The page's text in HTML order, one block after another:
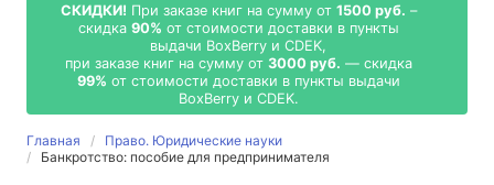
СКИДКИ! При заказе книг на сумму от 1500 руб. –
скидка 90% от стоимости доставки в пункты
выдачи BoxBerry и CDEK,
при заказе книг на сумму от 3000 руб. — скидка
99% от стоимости доставки в пункты выдачи
BoxBerry и CDEK.
Главная
Право. Юридические науки
Банкротство: пособие для предпринимателя